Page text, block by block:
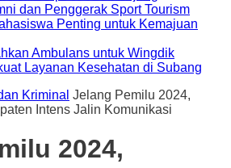
dan Penggerak Sport Tourism
Penting untuk Kemajuan
Ambulans untuk Wingdik
Layanan Kesehatan di Subang
Kriminal Jelang Pemilu 2024,
Intens Jalin Komunikasi
2024,